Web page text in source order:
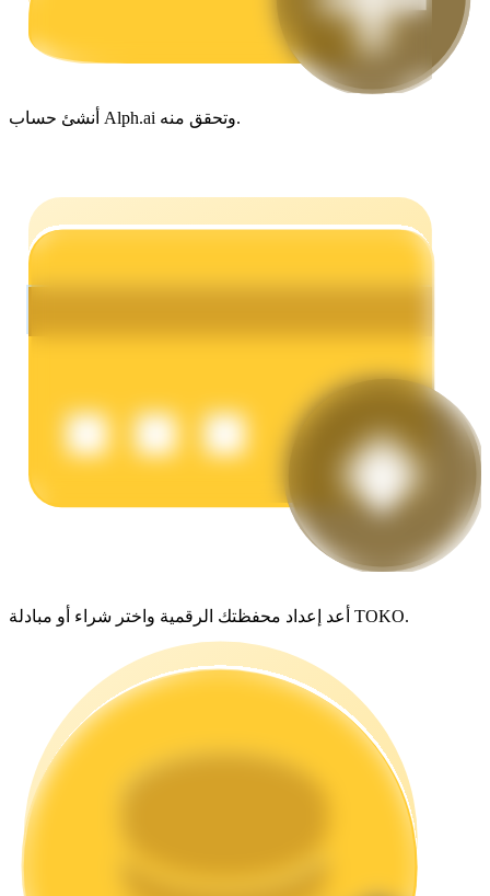
دليل المبتدئين للعقود الآجلة
يكسب
خنزير الطاقة
احصل على مكافآت تنافسية يوميًا
أنشئ حساب Alph.ai وتحقق منه.
أعد إعداد محفظتك الرقمية واختر شراء أو مبادلة TOKO.